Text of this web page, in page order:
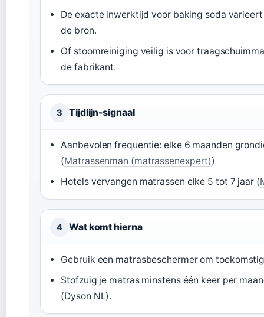
De exacte inwerktijd voor baking soda
de bron.
Of stoomreiniging veilig is voor
de fabrikant.
3 Tijdlijn-signaal
Aanbevolen frequentie: elke 6 maanden
(Matrassenman (matrassenexpert))
Hotels vervangen matrassen elke 5 tot 7 jaar (
4 Wat komt hierna
Gebruik een matrasbeschermer om
Stofzuig je matras minstens één keer per
(Dyson NL).